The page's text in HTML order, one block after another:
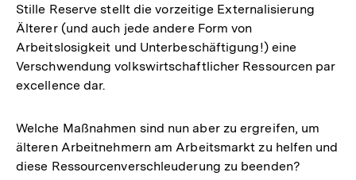
Stille Reserve stellt die vorzeitige Externalisierung
Älterer (und auch jede andere Form von
Arbeitslosigkeit und Unterbeschäftigung!) eine
Verschwendung volkswirtschaftlicher Ressourcen par
excellence dar.
Welche Maßnahmen sind nun aber zu ergreifen, um
älteren Arbeitnehmern am Arbeitsmarkt zu helfen und
diese Ressourcenverschleuderung zu beenden?